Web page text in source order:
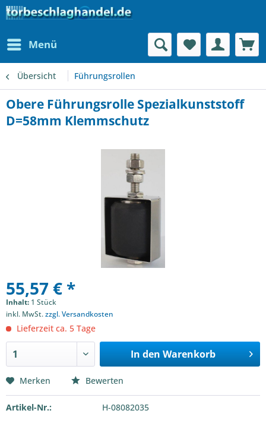
Menü
Übersicht Führungsrollen
Obere Führungsrolle Spezialkunststoff
D=58mm Klemmschutz
55,57 € *
Inhalt: 1 Stück
inkl. MwSt.zzgl. Versandkosten
Lieferzeit ca. 5 Tage
In den Warenkorb
Merken Bewerten
Artikel-Nr.: H-08082035